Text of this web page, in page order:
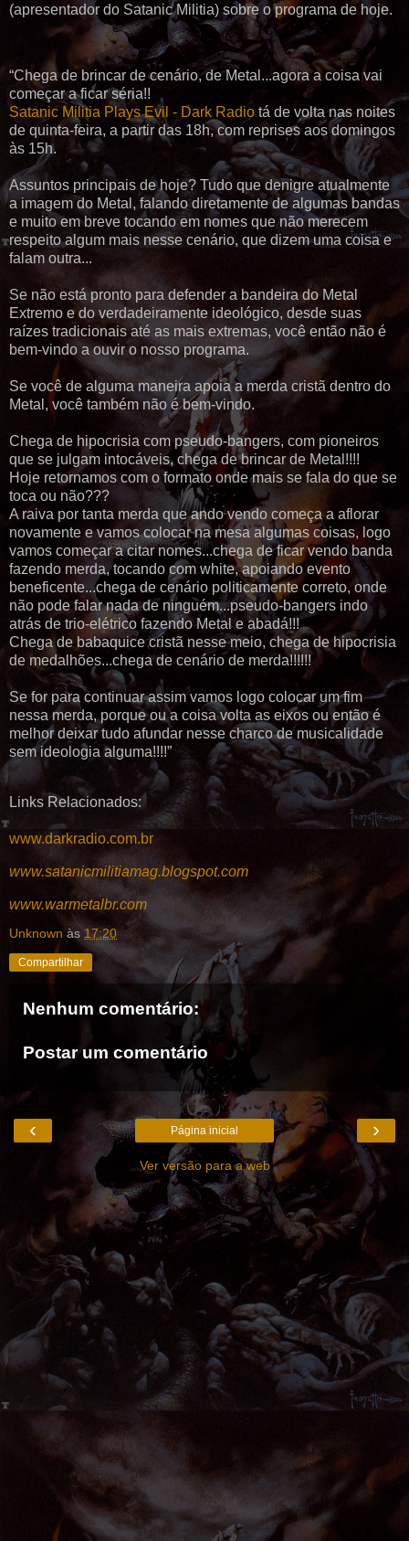
(apresentador do Satanic Militia) sobre o programa de hoje.
“Chega de brincar de cenário, de Metal...agora a coisa vai
começar a ficar séria!!
Satanic Militia Plays Evil - Dark Radio tá de volta nas noites
de quinta-feira, a partir das 18h, com reprises aos domingos
às 15h.
Assuntos principais de hoje? Tudo que denigre atualmente
a imagem do Metal, falando diretamente de algumas bandas
e muito em breve tocando em nomes que não merecem
respeito algum mais nesse cenário, que dizem uma coisa e
falam outra...
Se não está pronto para defender a bandeira do Metal
Extremo e do verdadeiramente ideológico, desde suas
raízes tradicionais até as mais extremas, você então não é
bem-vindo a ouvir o nosso programa.
Se você de alguma maneira apoia a merda cristã dentro do
Metal, você também não é bem-vindo.
Chega de hipocrisia com pseudo-bangers, com pioneiros
que se julgam intocáveis, chega de brincar de Metal!!!!
Hoje retornamos com o formato onde mais se fala do que se
toca ou não???
A raiva por tanta merda que ando vendo começa a aflorar
novamente e vamos colocar na mesa algumas coisas, logo
vamos começar a citar nomes...chega de ficar vendo banda
fazendo merda, tocando com white, apoiando evento
beneficente...chega de cenário politicamente correto, onde
não pode falar nada de ninguém...pseudo-bangers indo
atrás de trio-elétrico fazendo Metal e abadá!!!
Chega de babaquice cristã nesse meio, chega de hipocrisia
de medalhões...chega de cenário de merda!!!!!!
Se for para continuar assim vamos logo colocar um fim
nessa merda, porque ou a coisa volta as eixos ou então é
melhor deixar tudo afundar nesse charco de musicalidade
sem ideologia alguma!!!!”
Links Relacionados:
www.darkradio.com.br
www.satanicmilitiamag.blogspot.com
www.warmetalbr.com
Unknown às 17:20
Compartilhar
Nenhum comentário:
Postar um comentário
‹ ›
Página inicial
Ver versão para a web